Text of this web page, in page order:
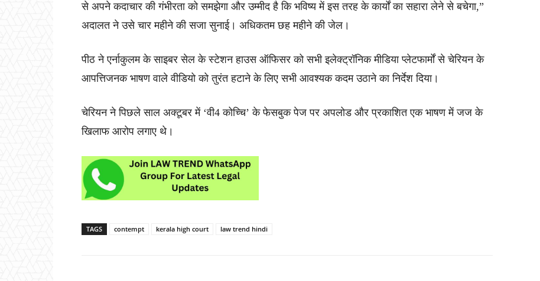
से अपने कदाचार की गंभीरता को समझेगा और उम्मीद है कि भविष्य में इस तरह के कार्यों का सहारा लेने से बचेगा,”
अदालत ने उसे चार महीने की सजा सुनाई। अधिकतम छह महीने की जेल।
पीठ ने एर्नाकुलम के साइबर सेल के स्टेशन हाउस ऑफिसर को सभी इलेक्ट्रॉनिक मीडिया प्लेटफार्मों से चेरियन के
आपत्तिजनक भाषण वाले वीडियो को तुरंत हटाने के लिए सभी आवश्यक कदम उठाने का निर्देश दिया।
चेरियन ने पिछले साल अक्टूबर में ‘वी4 कोच्चि’ के फेसबुक पेज पर अपलोड और प्रकाशित एक भाषण में जज के
खिलाफ आरोप लगाए थे।
TAGS contempt kerala high court law trend hindi